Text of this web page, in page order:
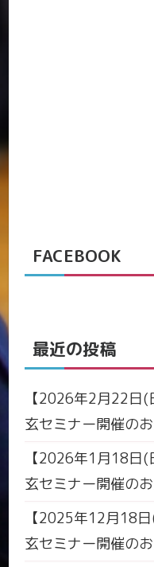
FACEBOOK
最近の投稿
【2026年2月22日
玄セミナー開催の
【2026年1月18日
玄セミナー開催の
【2025年12月18
玄セミナー開催の